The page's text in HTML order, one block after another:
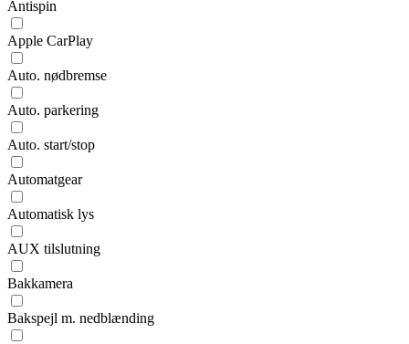
Antispin
Apple CarPlay
Auto. nødbremse
Auto. parkering
Auto. start/stop
Automatgear
Automatisk lys
AUX tilslutning
Bakkamera
Bakspejl m. nedblænding